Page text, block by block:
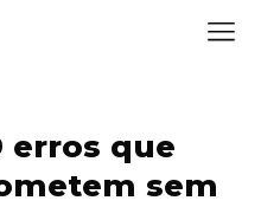
erros que
sem